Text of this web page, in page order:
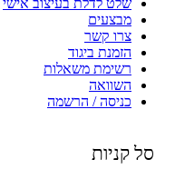
מבצעים
צרו קשר
הזמנת ביגוד
רשימת משאלות
השוואה
כניסה / הרשמה
סל קניות